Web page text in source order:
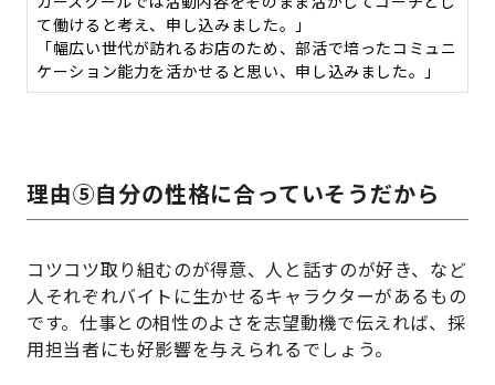
て働けると考え、申し込みました。」
「幅広い世代が訪れるお店のため、部活で培ったコミュニ
ケーション能力を活かせると思い、申し込みました。」
理由⑤自分の性格に合っていそうだから
コツコツ取り組むのが得意、人と話すのが好き、など
人それぞれバイトに生かせるキャラクターがあるもの
です。仕事との相性のよさを志望動機で伝えれば、採
用担当者にも好影響を与えられるでしょう。